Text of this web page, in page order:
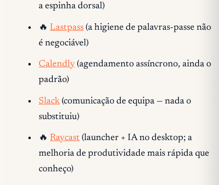
a espinha dorsal)
🔥 Lastpass (a higiene de palavras-passe não
é negociável)
Calendly (agendamento assíncrono, ainda o
padrão)
Slack(comunicação de equipa — nada o
substituiu)
🔥 Raycast (launcher + IA no desktop; a
melhoria de produtividade mais rápida que
conheço)